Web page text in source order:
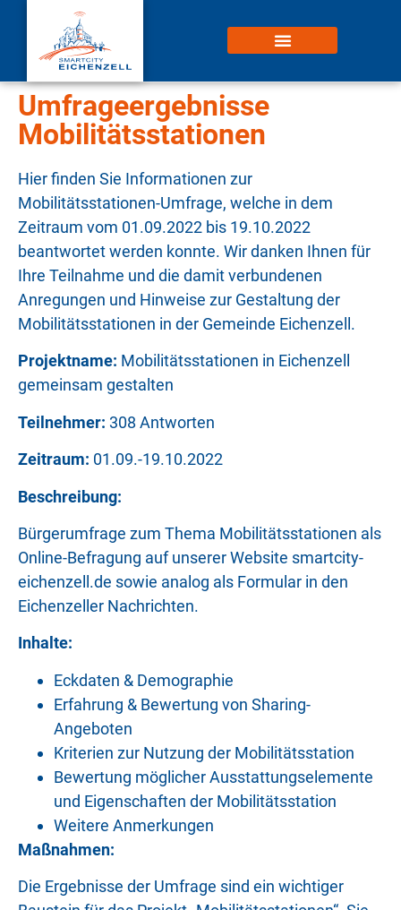
Umfrageergebnisse
Mobilitätsstationen
Hier finden Sie Informationen zur
Mobilitätsstationen-Umfrage, welche in dem
Zeitraum vom 01.09.2022 bis 19.10.2022
beantwortet werden konnte. Wir danken Ihnen für
Ihre Teilnahme und die damit verbundenen
Anregungen und Hinweise zur Gestaltung der
Mobilitätsstationen in der Gemeinde Eichenzell.
Projektname: Mobilitätsstationen in Eichenzell
gemeinsam gestalten
Teilnehmer: 308 Antworten
Zeitraum: 01.09.-19.10.2022
Beschreibung:
Bürgerumfrage zum Thema Mobilitätsstationen als
Online-Befragung auf unserer Website smartcity-
eichenzell.de sowie analog als Formular in den
Eichenzeller Nachrichten.
Inhalte:
Eckdaten & Demographie
Erfahrung & Bewertung von Sharing-
Angeboten
Kriterien zur Nutzung der Mobilitätsstation
Bewertung möglicher Ausstattungselemente
und Eigenschaften der Mobilitätsstation
Weitere Anmerkungen
Maßnahmen:
Die Ergebnisse der Umfrage sind ein wichtiger